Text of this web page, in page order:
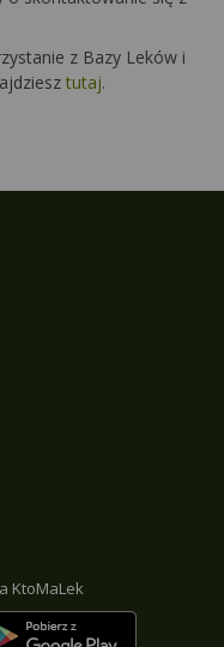
z Bazy Leków i
tutaj.
KtoMaLek